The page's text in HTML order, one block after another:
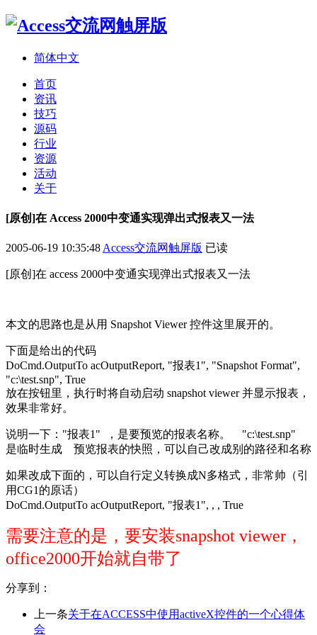
简体中文
首页
资讯
技巧
源码
行业
资源
活动
关于
[原创]在 Access 2000中变通实现弹出式报表又一法
2005-06-19 10:35:48 Access交流网触屏版 已读
[原创]在 access 2000中变通实现弹出式报表又一法
本文的思路也是从用 Snapshot Viewer 控件这里展开的。
下面是给出的代码
DoCmd.OutputTo acOutputReport, "报表1", "Snapshot Format",
"c:\test.snp", True
放在按钮里，执行时将自动启动 snapshot viewer 并显示报表，
效果非常好。
说明一下："报表1" ，是要预览的报表名称。 "c:\test.snp"
是临时生成 预览报表的快照，可以自己改成别的路径和名称
如果改成下面的，可以自行定义转换成N多格式，非常帅（引
用CG1的原话）
DoCmd.OutputTo acOutputReport, "报表1", , , True
需要注意的是，要安装snapshot viewer，
office2000开始就自带了
分享到：
上一条关于在ACCESS中使用activeX控件的一个心得体
会